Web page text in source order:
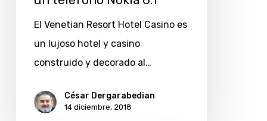
El Venetian Resort Hotel Casino es
un lujoso hotel y casino
construido y decorado al…
César Dergarabedian
14 diciembre, 2018